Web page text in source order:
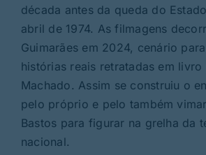
década antes da queda do
abril de 1974. As filmagens
Guimarães em 2024, cenário
histórias reais retratadas em livro
Machado. Assim se construiu o
pelo próprio e pelo também
Bastos para figurar na grelha da
nacional.